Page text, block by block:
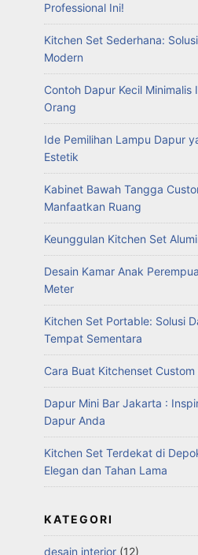
Professional Ini!
Kitchen Set Sederhana:
Modern
Contoh Dapur Kecil Minimalis
Orang
Ide Pemilihan Lampu Dapur
Estetik
Kabinet Bawah Tangga
Manfaatkan Ruang
Keunggulan Kitchen Set
Desain Kamar Anak
Meter
Kitchen Set Portable: Solusi
Tempat Sementara
Cara Buat Kitchenset
Dapur Mini Bar Jakarta :
Dapur Anda
Kitchen Set Terdekat di
Elegan dan Tahan Lama
KATEGORI
desain interior (12)